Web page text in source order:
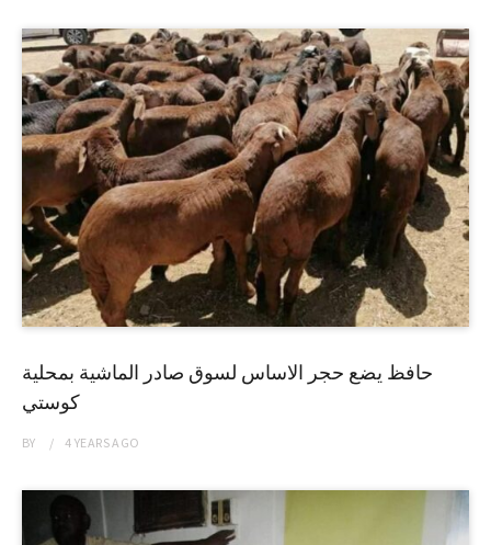
حافظ يضع حجر الاساس لسوق صادر الماشية بمحلية
كوستي
BY 4 YEARSAGO